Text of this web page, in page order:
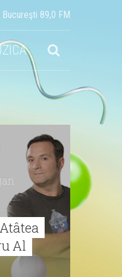
Bucureşti 89,0 FM
Al